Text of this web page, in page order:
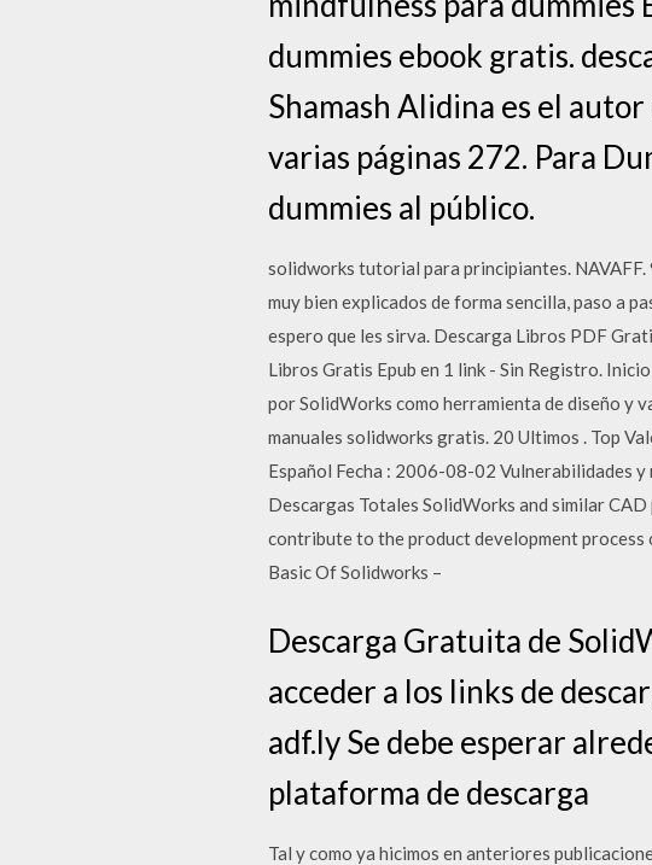
dummies ebook gratis.
Shamash Alidina es el
varias páginas 272. Para
dummies al público.
solidworks tutorial para principiantes.
muy bien explicados de forma sencilla, paso a
espero que les sirva. Descarga Libros PDF
Libros Gratis Epub en 1 link - Sin Registro.
por SolidWorks como herramienta de diseño y
manuales solidworks gratis. 20 Ultimos . Top
Español Fecha : 2006-08-02 Vulnerabilidades
Descargas Totales SolidWorks and similar
contribute to the product development
Basic Of Solidworks –
Descarga Gratuita de
acceder a los links de
adf.ly Se debe esperar
plataforma de descarga
Tal y como ya hicimos en anteriores